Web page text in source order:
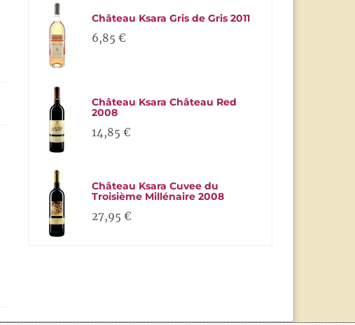
Château Ksara Gris de Gris 2011
6,85 €
Château Ksara Château Red
2008
14,85 €
Château Ksara Cuvee du
Troisième Millénaire 2008
27,95 €